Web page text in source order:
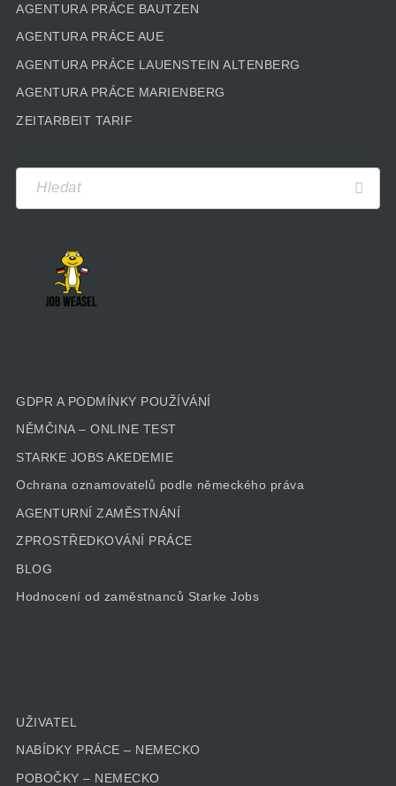
AGENTURA PRÁCE BAUTZEN
AGENTURA PRÁCE AUE
AGENTURA PRÁCE LAUENSTEIN ALTENBERG
AGENTURA PRÁCE MARIENBERG
ZEITARBEIT TARIF
GDPR A PODMÍNKY POUŽÍVÁNÍ
NĚMČINA – ONLINE TEST
STARKE JOBS AKEDEMIE
Ochrana oznamovatelů podle německého práva
AGENTURNÍ ZAMĚSTNÁNÍ
ZPROSTŘEDKOVÁNÍ PRÁCE
BLOG
Hodnocení od zaměstnanců Starke Jobs
UŽIVATEL
NABÍDKY PRÁCE – NEMECKO
POBOČKY – NEMECKO